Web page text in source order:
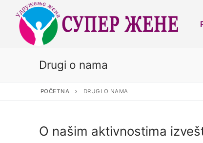
Drugi o nama
POČETNA DRUGI O NAMA
O našim aktivnostima